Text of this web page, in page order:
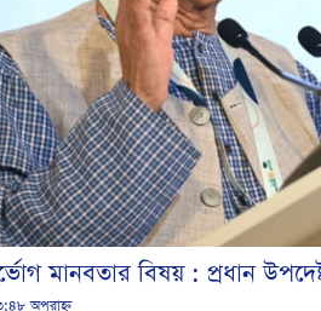
মানবতার বিষয় : প্রধান
অপরাহ্ন